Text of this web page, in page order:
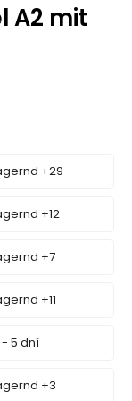
A2 mit
+29
+12
+7
+11
- 5 dní
+3